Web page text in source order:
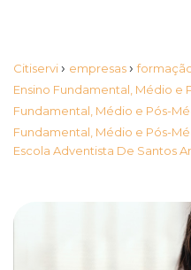
Citiservi › empresas ›
Ensino Fundamental, Médio e
Fundamental, Médio e Pós-
Fundamental, Médio e Pós-
Escola Adventista De Santos